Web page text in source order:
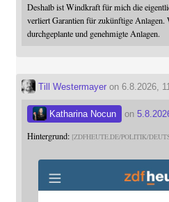
Deshalb ist Windkraft für mich die
verliert Garantien für zukünftige
durchgeplante und genehmigte Anlagen.
Till Westermayeron 6.8.2026,
Katharina Nocun on
Hintergrund: ZDFHEUTE.DE/POLITIK/